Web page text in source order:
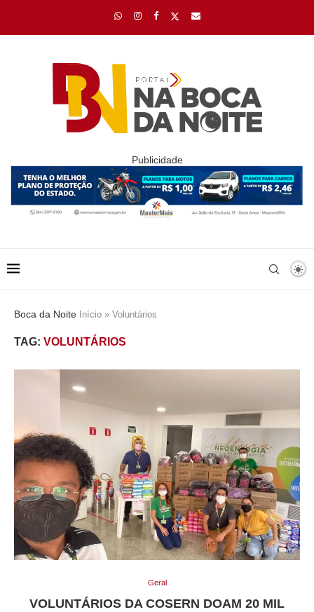
Publicidade
Boca da Noite Início » Voluntários
TAG: VOLUNTÁRIOS
Geral
VOLUNTÁRIOS DA COSERN DOAM 20 MIL